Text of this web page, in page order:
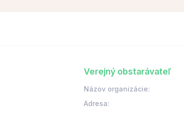
Verejný obstarávateľ
Názov organizácie:
Adresa: